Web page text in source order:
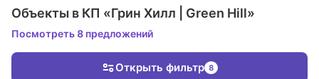
Объекты в КП «Грин Хилл | Green Hill»
Посмотреть 8 предложений
Открыть фильтр 8